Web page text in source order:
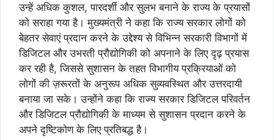
उन्हें अधिक कुशल, पारदर्शी और सुलभ बनाने के राज्य के प्रयासों
को सराहा गया है। मुख्यमंत्री ने कहा कि राज्य सरकार लोगों को
बेहतर सेवाएं प्रदान करने के उद्देश्य से विभिन्न सरकारी विभागों में
डिजिटल और उभरती प्रौद्योगिकी को अपनाने के लिए दृढ़ प्रयास
कर रही है, जिससे सुशासन के तहत विभागीय प्रक्रियाओं को
लोगों की ज़रूरतों के अनुरूप अधिक सुव्यवस्थित और उत्तरदायी
बनाया जा सके। उन्होंने कहा कि राज्य सरकार डिजिटल परिवर्तन
और डिजिटल प्रौद्योगिकी के माध्यम से सुशासन प्रदान करने के
अपने दृष्टिकोण के लिए प्रतिबद्ध है।